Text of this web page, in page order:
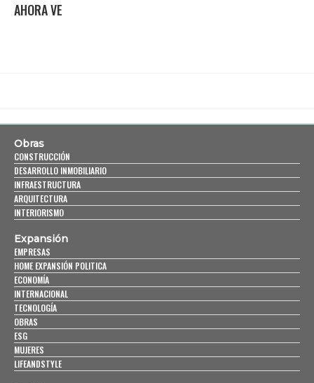
AHORA VE
Obras
CONSTRUCCIÓN
DESARROLLO INMOBILIARIO
INFRAESTRUCTURA
ARQUITECTURA
INTERIORISMO
Expansión
EMPRESAS
HOME EXPANSIÓN POLITICA
ECONOMÍA
INTERNACIONAL
TECNOLOGÍA
OBRAS
ESG
MUJERES
LIFEANDSTYLE